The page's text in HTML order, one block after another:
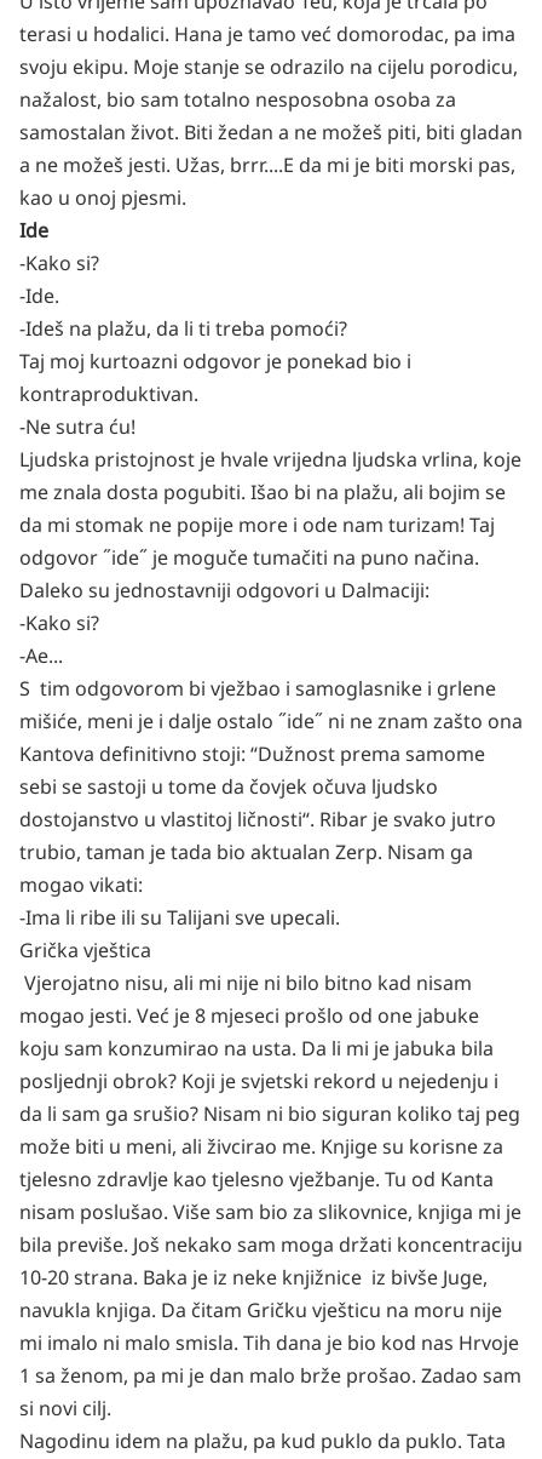
terasi u hodalici. Hana je tamo već domorodac, pa ima
svoju ekipu. Moje stanje se odrazilo na cijelu porodicu,
nažalost, bio sam totalno nesposobna osoba za
samostalan život. Biti žedan a ne možeš piti, biti gladan
a ne možeš jesti. Užas, brrr....E da mi je biti morski pas,
kao u onoj pjesmi.
Ide
-Kako si?
-Ide.
-Ideš na plažu, da li ti treba pomoći?
Taj moj kurtoazni odgovor je ponekad bio i
kontraproduktivan.
-Ne sutra ću!
Ljudska pristojnost je hvale vrijedna ljudska vrlina, koje
me znala dosta pogubiti. Išao bi na plažu, ali bojim se
da mi stomak ne popije more i ode nam turizam! Taj
odgovor ˝ide˝ je moguče tumačiti na puno načina.
Daleko su jednostavniji odgovori u Dalmaciji:
-Kako si?
-Ae...
S tim odgovorom bi vježbao i samoglasnike i grlene
mišiće, meni je i dalje ostalo ˝ide˝ ni ne znam zašto ona
Kantova definitivno stoji: “Dužnost prema samome
sebi se sastoji u tome da čovjek očuva ljudsko
dostojanstvo u vlastitoj ličnosti“. Ribar je svako jutro
trubio, taman je tada bio aktualan Zerp. Nisam ga
mogao vikati:
-Ima li ribe ili su Talijani sve upecali.
Grička vještica
Vjerojatno nisu, ali mi nije ni bilo bitno kad nisam
mogao jesti. Već je 8 mjeseci prošlo od one jabuke
koju sam konzumirao na usta. Da li mi je jabuka bila
posljednji obrok? Koji je svjetski rekord u nejedenju i
da li sam ga srušio? Nisam ni bio siguran koliko taj peg
može biti u meni, ali živcirao me. Knjige su korisne za
tjelesno zdravlje kao tjelesno vježbanje. Tu od Kanta
nisam poslušao. Više sam bio za slikovnice, knjiga mi je
bila previše. Još nekako sam moga držati koncentraciju
10-20 strana. Baka je iz neke knjižnice iz bivše Juge,
navukla knjiga. Da čitam Gričku vješticu na moru nije
mi imalo ni malo smisla. Tih dana je bio kod nas Hrvoje
1 sa ženom, pa mi je dan malo brže prošao. Zadao sam
si novi cilj.
Nagodinu idem na plažu, pa kud puklo da puklo. Tata